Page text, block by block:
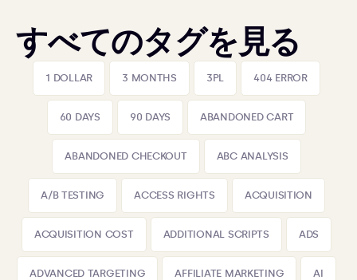
すべてのタグを見る
1 DOLLAR 3 MONTHS 3PL 404 ERROR
60 DAYS 90 DAYS ABANDONED CART
ABANDONED CHECKOUT ABC ANALYSIS
A/B TESTING ACCESS RIGHTS ACQUISITION
ACQUISITION COST ADDITIONAL SCRIPTS ADS
ADVANCED TARGETING AFFILIATE MARKETING AI